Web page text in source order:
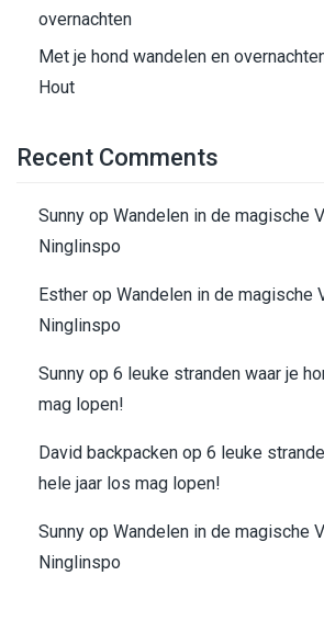
overnachten
Met je hond wandelen en
Hout
Recent Comments
Sunny op Wandelen in de magische
Ninglinspo
Esther op Wandelen in de magische
Ninglinspo
Sunny op 6 leuke stranden waar je
mag lopen!
David backpacken op 6 leuke
hele jaar los mag lopen!
Sunny op Wandelen in de magische
Ninglinspo